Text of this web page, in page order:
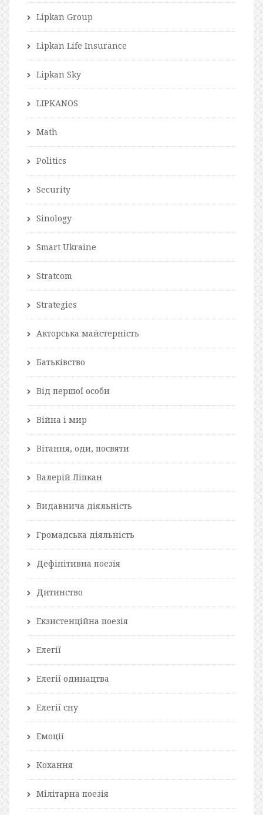
Lipkan Group
Lipkan Life Insurance
Lipkan Sky
LIPKANOS
Math
Politics
Security
Sinology
Smart Ukraine
Stratcom
Strategies
Акторська майстерність
Батьківство
Від першої особи
Війна і мир
Вітання, оди, посвяти
Валерій Ліпкан
Видавнича діяльність
Громадська діяльність
Дефінітивна поезія
Дитинство
Екзистенційна поезія
Елегії
Елегії одинацтва
Елегії сну
Емоції
Кохання
Мілітарна поезія